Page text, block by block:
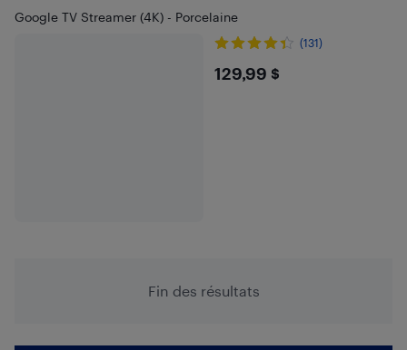
Google TV Streamer (4K) - Porcelaine
(131)
$129.99
129,99 $
Fin des résultats